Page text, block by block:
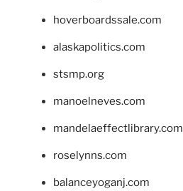
hoverboardssale.com
alaskapolitics.com
stsmp.org
manoelneves.com
mandelaeffectlibrary.com
roselynns.com
balanceyoganj.com